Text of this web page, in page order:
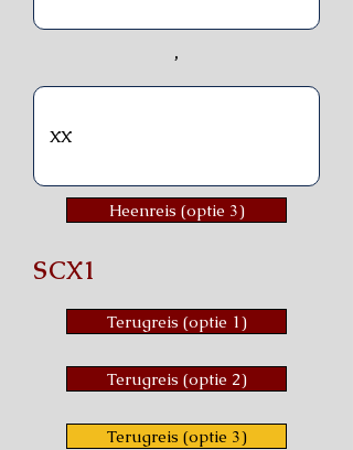
,
Heenreis (optie 3)
SCX1
Terugreis (optie 1)
Terugreis (optie 2)
Terugreis (optie 3)